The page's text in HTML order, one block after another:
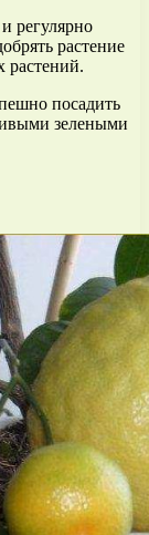
регулярно
растение
растений.
посадить
зелеными